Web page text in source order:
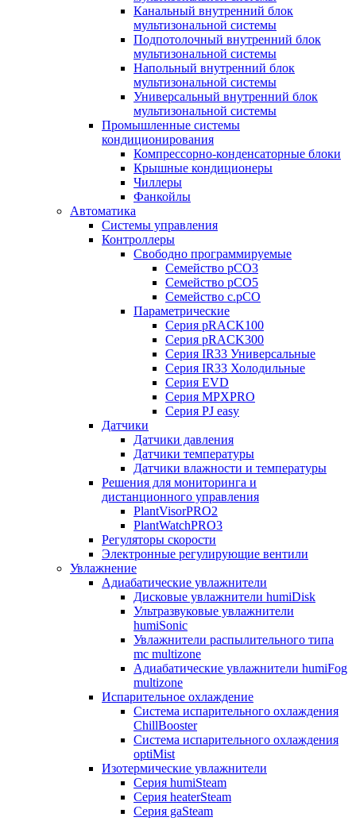
Канальный внутренний блок
мультизональной системы
Подпотолочный внутренний блок
мультизональной системы
Напольный внутренний блок
мультизональной системы
Универсальный внутренний блок
мультизональной системы
Промышленные системы
кондиционирования
Компрессорно-конденсаторные блоки
Крышные кондиционеры
Чиллеры
Фанкойлы
Автоматика
Системы управления
Контроллеры
Свободно программируемые
Семейство pCO3
Семейство pCO5
Семейство c.pCO
Параметрические
Серия pRACK100
Серия pRACK300
Серия IR33 Универсальные
Серия IR33 Холодильные
Серия EVD
Серия MPXPRO
Серия PJ easy
Датчики
Датчики давления
Датчики температуры
Датчики влажности и температуры
Решения для мониторинга и
дистанционного управления
PlantVisorPRO2
PlantWatchPRO3
Регуляторы скорости
Электронные регулирующие вентили
Увлажнение
Адиабатические увлажнители
Дисковые увлажнители humiDisk
Ультразвуковые увлажнители
humiSonic
Увлажнители распылительного типа
mc multizone
Адиабатические увлажнители humiFog
multizone
Испарительное охлаждение
Система испарительного охлаждения
ChillBooster
Система испарительного охлаждения
optiMist
Изотермические увлажнители
Серия humiSteam
Серия heaterSteam
Серия gaSteam